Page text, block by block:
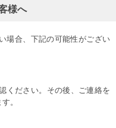
様へ
場合、下記の可能性がござい
ください。その後、ご連絡を
。